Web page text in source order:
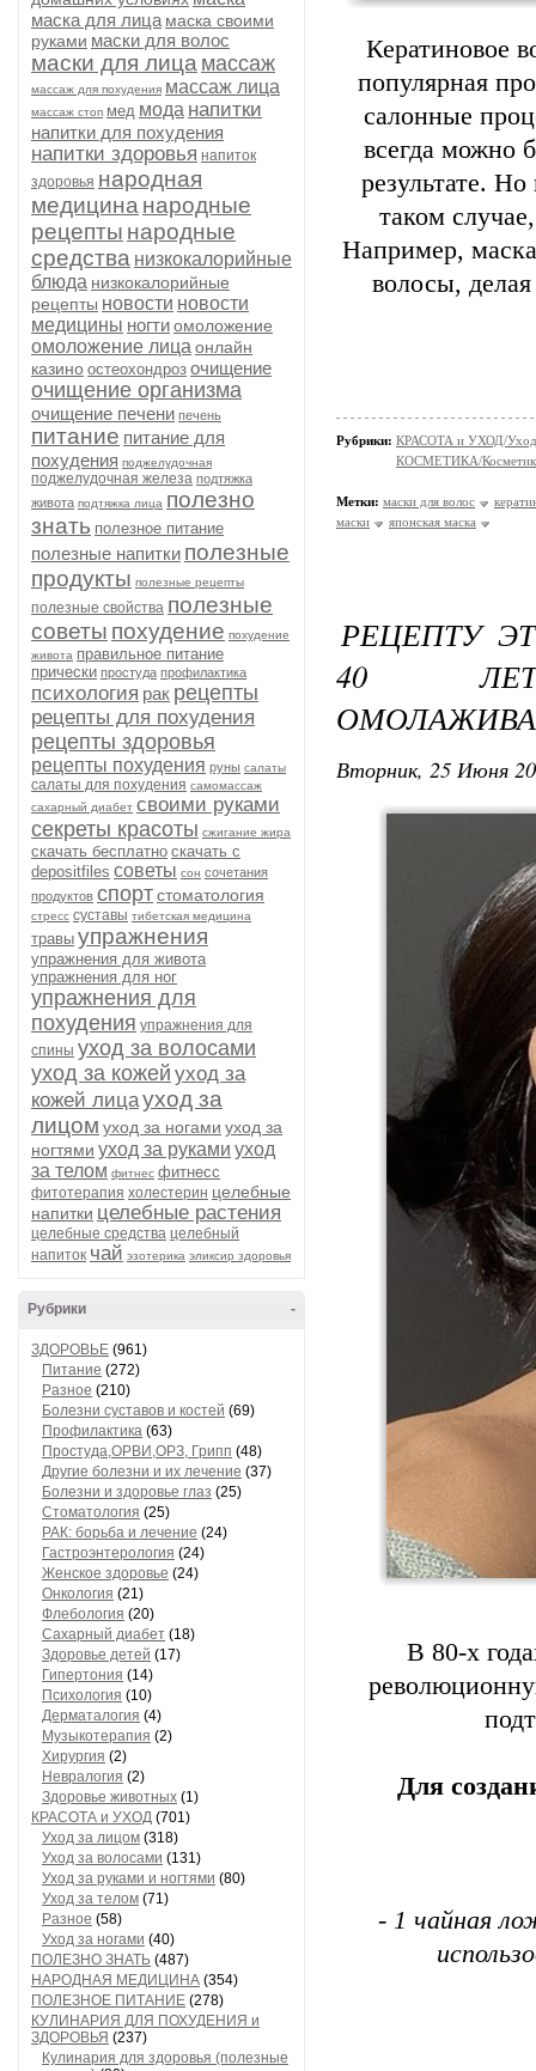
маска для лица маска своими
руками маски для волос
маски для лица массаж
массаж для похудения массаж лица
массаж стоп мед мода напитки
напитки для похудения
напитки здоровья напиток
здоровья народная
медицина народные
рецепты народные
средства низкокалорийные
блюда низкокалорийные
рецепты новости новости
медицины ногтиомоложение
омоложение лица онлайн
казино остеохондроз очищение
очищение организма
очищение печени печень
питание питание для
похудения поджелудочная
поджелудочная железа подтяжка
живота подтяжка лица полезно
знать полезное питание
полезные напитки полезные
продукты полезные рецепты
полезные свойства полезные
советы похудение похудение
живота правильное питание
прически простуда профилактика
психология рак рецепты
рецепты для похудения
рецепты здоровья
рецепты похудения руны салаты
салаты для похудения самомассаж
сахарный диабет своими руками
секреты красоты сжигание жира
скачать бесплатно скачать с
depositfiles советы сон сочетания
продуктов спортстоматология
стресс суставы тибетская медицина
травы упражнения
упражнения для живота
упражнения для ног
упражнения для
похудения упражнения для
спины уход за волосами
уход за кожей уход за
кожей лицауход за
лицом уход за ногами уход за
ногтями уход за руками уход
за телом фитнес фитнесс
фитотерапия холестерин целебные
напитки целебные растения
целебные средства целебный
напиток чай эзотерика эликсир здоровья
-
Рубрики
ЗДОРОВЬЕ (961)
Питание (272)
Разное (210)
Болезни суставов и костей (69)
Профилактика (63)
Простуда,ОРВИ,ОРЗ, Грипп (48)
Другие болезни и их лечение (37)
Болезни и здоровье глаз (25)
Стоматология (25)
РАК: борьба и лечение (24)
Гастроэнтерология (24)
Женское здоровье (24)
Онкология (21)
Флебология (20)
Сахарный диабет (18)
Здоровье детей (17)
Гипертония (14)
Психология (10)
Дерматалогия (4)
Музыкотерапия (2)
Хирургия (2)
Невралогия (2)
Здоровье животных (1)
КРАСОТА и УХОД (701)
Уход за лицом (318)
Уход за волосами (131)
Уход за руками и ногтями (80)
Уход за телом (71)
Разное (58)
Уход за ногами (40)
ПОЛЕЗНО ЗНАТЬ (487)
НАРОДНАЯ МЕДИЦИНА (354)
ПОЛЕЗНОЕ ПИТАНИЕ (278)
КУЛИНАРИЯ ДЛЯ ПОХУДЕНИЯ и
ЗДОРОВЬЯ (237)
Кулинария для здоровья (полезные
Кератиновое
популярная
салонные
всегда можно
результате.
таком
Например, маска
волосы,
Рубрики: КРАСОТА и УХОД/Уход
КОСМЕТИКА/
Метки: маски для волос
маски
японская маска
РЕЦЕПТУ
40
Вторник, 25 Июня
В 80-х
Для
- 1 чайная